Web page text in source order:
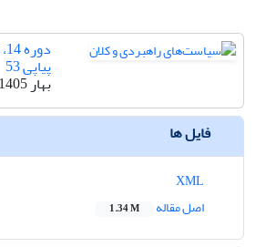
پیاپی 53
بهار 1405
فایل ها
اصل مقاله
1.34 M